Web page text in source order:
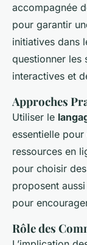
accompagnée
pour garantir
initiatives dans
questionner les
interactives et
Approches
Utiliser le
essentielle
ressources en
pour choisir
proposent
pour
Rôle des